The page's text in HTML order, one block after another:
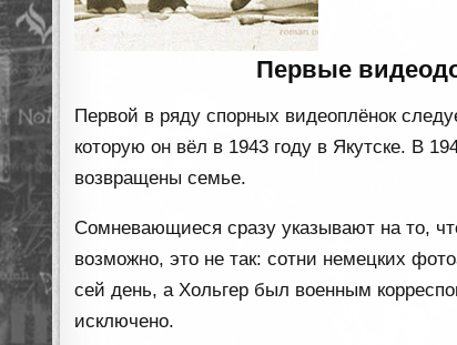
Первые
Первой в ряду спорных видеоплёнок
которую он вёл в 1943 году в Якутске. В
возвращены семье.
Сомневающиеся сразу указывают на то,
возможно, это не так: сотни немецких
сей день, а Хольгер был военным
исключено.